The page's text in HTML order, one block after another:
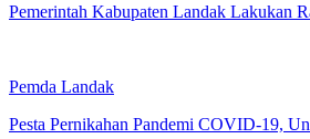
Pemerintah Kabupaten Landak Lakukan
Pemda Landak
Pesta Pernikahan Pandemi COVID-19,